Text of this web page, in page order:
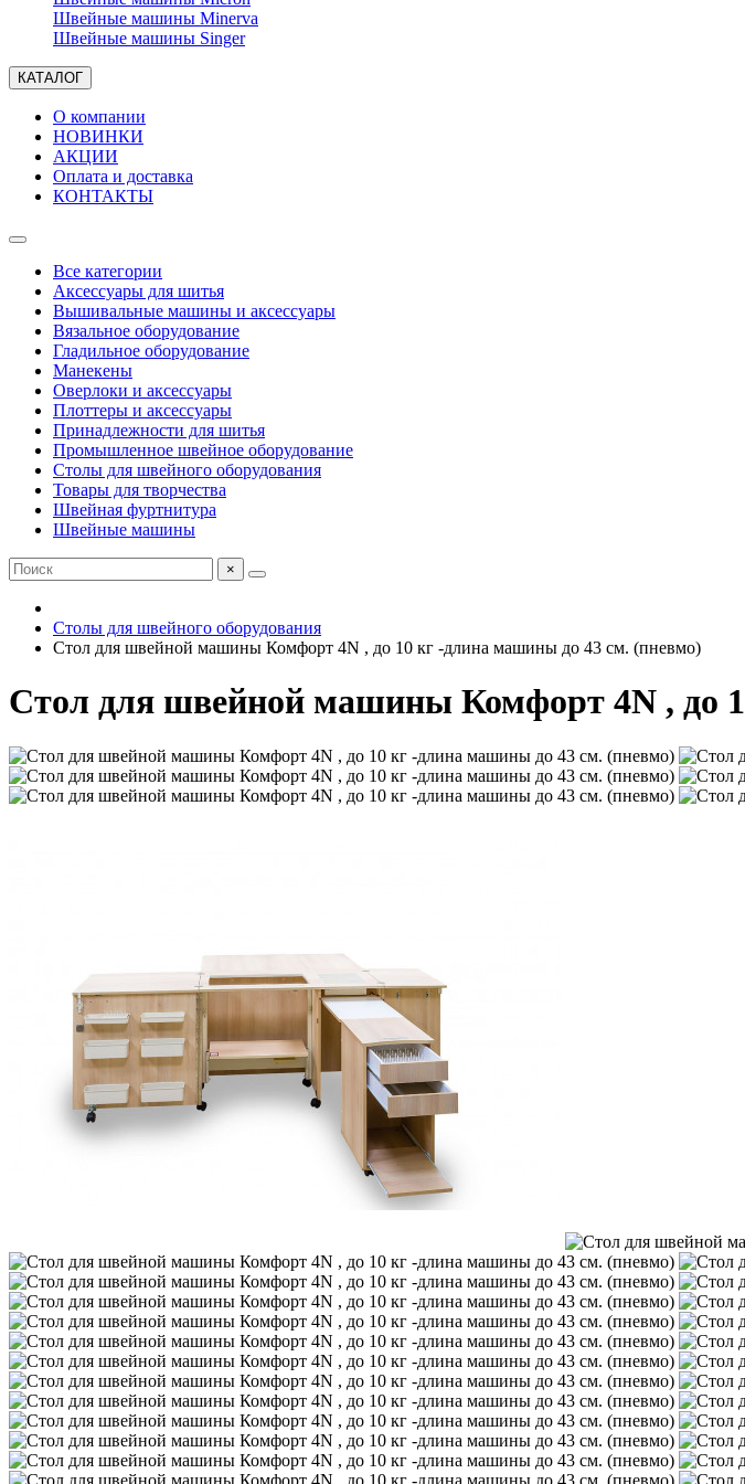
Швейные машины Minerva
Швейные машины Singer
КАТАЛОГ
О компании
НОВИНКИ
АКЦИИ
Оплата и доставка
КОНТАКТЫ
Все категории
Аксессуары для шитья
Вышивальные машины и аксессуары
Вязальное оборудование
Гладильное оборудование
Манекены
Оверлоки и аксессуары
Плоттеры и аксессуары
Принадлежности для шитья
Промышленное швейное оборудование
Столы для швейного оборудования
Товары для творчества
Швейная фуртнитура
Швейные машины
×
Столы для швейного оборудования
Стол для швейной машины Комфорт 4N , до 10 кг -длина машины до 43 см. (пневмо)
Стол для швейной машины Комфорт 4N , до